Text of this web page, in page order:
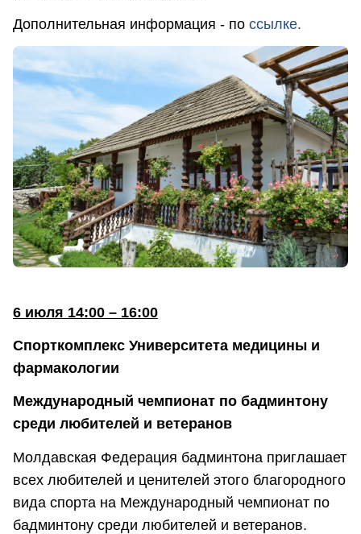
Дополнительная информация - по ссылке.
6 июля 14:00 – 16:00
Спорткомплекс Университета медицины и
фармакологии
Международный чемпионат по бадминтону
среди любителей и ветеранов
Молдавская Федерация бадминтона приглашает
всех любителей и ценителей этого благородного
вида спорта на Международный чемпионат по
бадминтону среди любителей и ветеранов.